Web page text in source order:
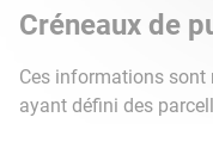
Créneaux de
Ces informations sont
ayant défini des